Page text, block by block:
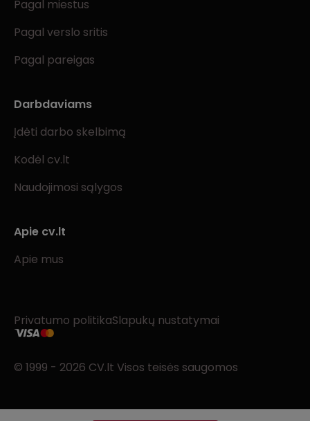
Pagal miestus
Pagal verslo sritis
Pagal pareigas
Darbdaviams
Įdėti darbo skelbimą
Kodėl cv.lt
Naudojimosi sąlygos
Apie cv.lt
Apie mus
Privatumo politikaSlapukų nustatymai
© 1999 - 2026 CV.lt Visos teisės saugomos